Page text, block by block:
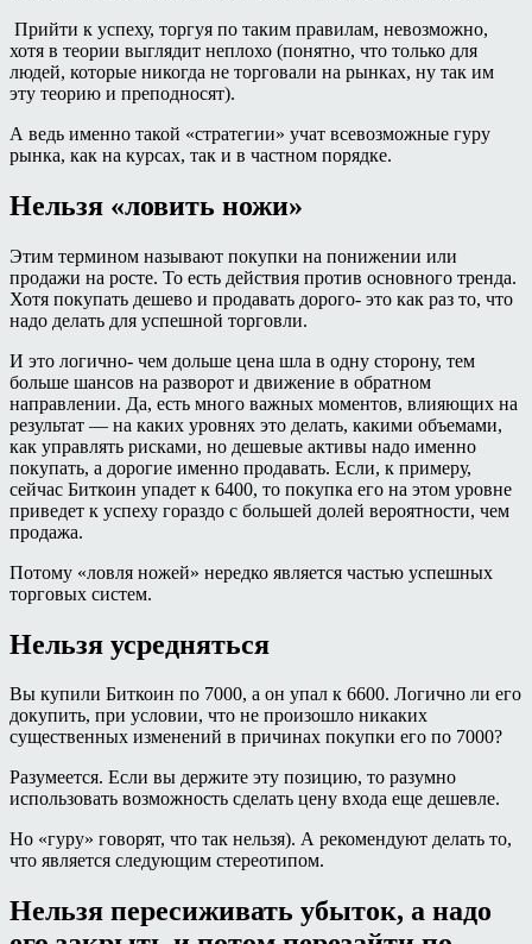
Прийти к успеху, торгуя по таким правилам, невозможно,
хотя в теории выглядит неплохо (понятно, что только для
людей, которые никогда не торговали на рынках, ну так им
эту теорию и преподносят).
А ведь именно такой «стратегии» учат всевозможные гуру
рынка, как на курсах, так и в частном порядке.
Нельзя «ловить ножи»
Этим термином называют покупки на понижении или
продажи на росте. То есть действия против основного тренда.
Хотя покупать дешево и продавать дорого- это как раз то, что
надо делать для успешной торговли.
И это логично- чем дольше цена шла в одну сторону, тем
больше шансов на разворот и движение в обратном
направлении. Да, есть много важных моментов, влияющих на
результат — на каких уровнях это делать, какими объемами,
как управлять рисками, но дешевые активы надо именно
покупать, а дорогие именно продавать. Если, к примеру,
сейчас Биткоин упадет к 6400, то покупка его на этом уровне
приведет к успеху гораздо с большей долей вероятности, чем
продажа.
Потому «ловля ножей» нередко является частью успешных
торговых систем.
Нельзя усредняться
Вы купили Биткоин по 7000, а он упал к 6600. Логично ли его
докупить, при условии, что не произошло никаких
существенных изменений в причинах покупки его по 7000?
Разумеется. Если вы держите эту позицию, то разумно
использовать возможность сделать цену входа еще дешевле.
Но «гуру» говорят, что так нельзя). А рекомендуют делать то,
что является следующим стереотипом.
Нельзя пересиживать убыток, а надо